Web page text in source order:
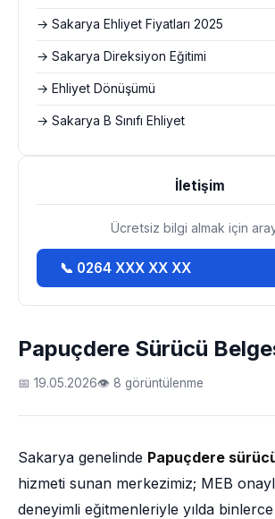
Papuçdere Sürücü
📅 19.05.2026👁 8 görüntülenme
Sakarya genelinde Papuçdere
hizmeti sunan merkezimiz; MEB
deneyimli eğitmenleriyle yılda
→ Sakarya Ehliyet Fiyatları 2025
→ Sakarya Direksiyon Eğitimi
→ Ehliyet Dönüşümü
→ Sakarya B Sınıfı Ehliyet
İletişim
Ücretsiz bilgi almak için
📞 0264 XXX XX XX